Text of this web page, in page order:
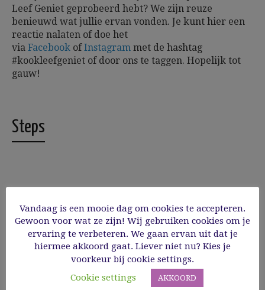
Leef Geniet geprobeerd hebt? We zijn reuze
benieuwd wat jullie ervan vonden. Je kunt hier een
reactie nalaten of doe het
via Facebook ofInstagram met de hashtag
#kookleefgeniet of door ons te taggen. Hopelijk tot
gauw!
Steps
1
minuten gaar in de groentebouillon of
gezouten water. Borstel de champignons
schoon en bak ze in een scheut olijfolie met
de lookolie. Bak eventueel de tomaatjes mee.
Breng op smaak met peper en zout. Houd dit
warm. Laat de spinazie slinken in een beetje
olijfolie, breng op smaak met peper en zout.
Vandaag is een mooie dag om cookies te accepteren.
Gewoon voor wat ze zijn! Wij gebruiken cookies om je
ervaring te verbeteren. We gaan ervan uit dat je
hiermee akkoord gaat. Liever niet nu? Kies je
voorkeur bij cookie settings.
Cookie settings
AKKOORD